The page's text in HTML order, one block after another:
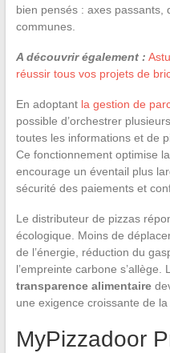
bien pensés : axes passants,
communes.
A découvrir également :
réussir tous vos projets de
En adoptant la gestion de
possible d’orchestrer
toutes les informations et de
Ce fonctionnement optimise la
encourage un éventail plus
sécurité des paiements et
Le distributeur de pizzas
écologique. Moins de
de l’énergie, réduction du
l’empreinte carbone
transparence alimentaire
une exigence croissante de la
MyPizzadoor